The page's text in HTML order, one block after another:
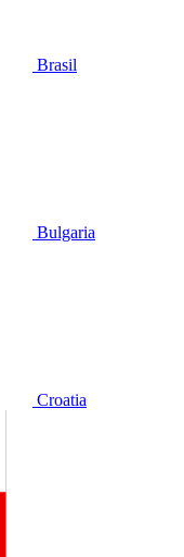
Brasil
Bulgaria
Croatia